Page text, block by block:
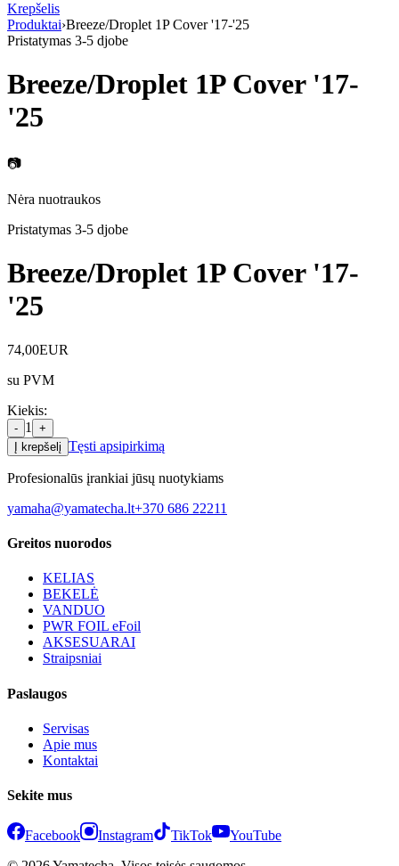
Krepšelis
Produktai›Breeze/Droplet 1P Cover '17-'25
Pristatymas 3-5 djobe
Breeze/Droplet 1P Cover '17-
'25
📷
Nėra nuotraukos
Pristatymas 3-5 djobe
Breeze/Droplet 1P Cover '17-
'25
74,00EUR
su PVM
Kiekis:
- 1
+
Į krepšelį Tęsti apsipirkimą
Profesionalūs įrankiai jūsų nuotykiams
yamaha@yamatecha.lt+370 686 22211
Greitos nuorodos
KELIAS
BEKELĖ
VANDUO
PWR FOIL eFoil
AKSESUARAI
Straipsniai
Paslaugos
Servisas
Apie mus
Kontaktai
Sekite mus
Facebook Instagram TikTok
YouTube